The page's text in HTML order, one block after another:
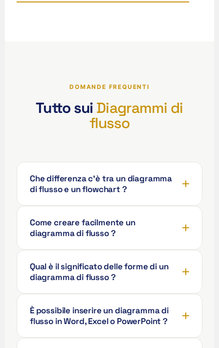
DOMANDE FREQUENTI
Tutto sui Diagrammi di
flusso
Che differenza c'è tra un diagramma
di flusso e un flowchart ?
Come creare facilmente un
diagramma di flusso ?
Qual è il significato delle forme di un
diagramma di flusso ?
È possibile inserire un diagramma di
flusso in Word, Excel o PowerPoint ?
Español de Colombia
Español de Chile
Deutsch (Österreich)
Deutsch (Schweiz)
Nederlands (België)
العربية (السعودية)
العربية (مصر)
Français du Canada
Français de Belgique
Te reo Māori
Reo Tahiti